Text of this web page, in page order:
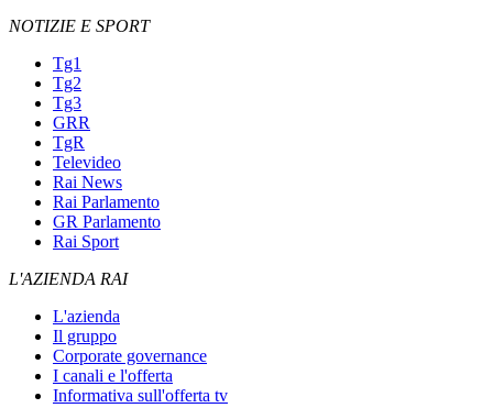
NOTIZIE E SPORT
Tg1
Tg2
Tg3
GRR
TgR
Televideo
Rai News
Rai Parlamento
GR Parlamento
Rai Sport
L'AZIENDA RAI
L'azienda
Il gruppo
Corporate governance
I canali e l'offerta
Informativa sull'offerta tv